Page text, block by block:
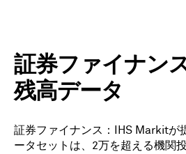
証券ファイナン
残高データ
証券ファイナンス：IHS Markitが
ータセットは、2万を超える機関